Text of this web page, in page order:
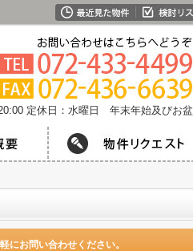
定休日：水曜日 年末年始及びお盆
にお問い合わせください。